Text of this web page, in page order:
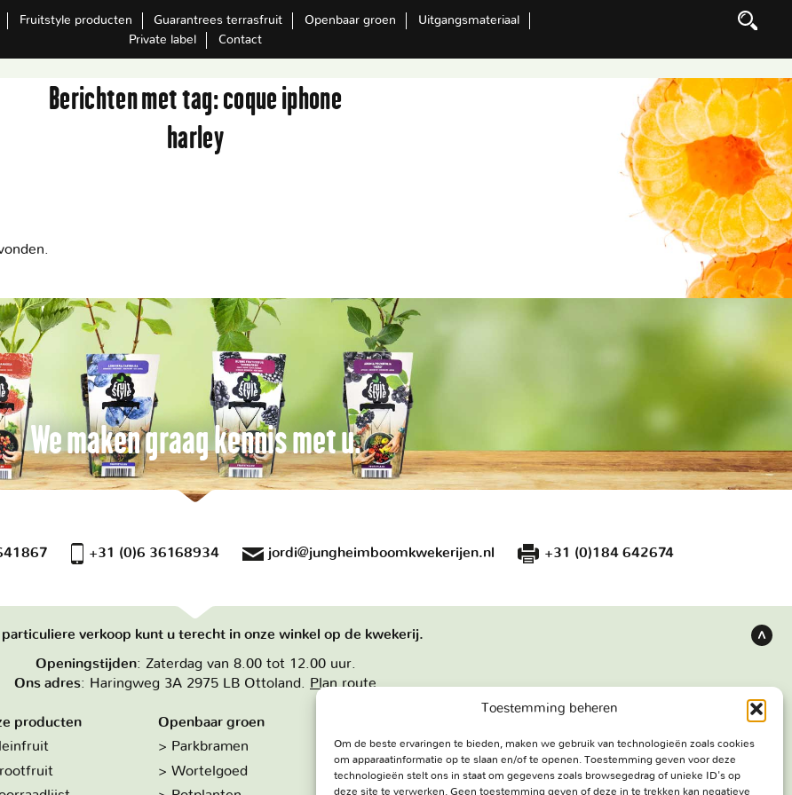
Toestemming beheren
Om de beste ervaringen te bieden, maken we gebruik van technologieën zoals cookies
om apparaatinformatie op te slaan en/of te openen. Toestemming geven voor deze
technologieën stelt ons in staat om gegevens zoals browsegedrag of unieke ID's op
deze site te verwerken. Geen toestemming geven of deze in te trekken kan negatieve
Fruitstyle producten Guarantrees terrasfruit Openbaar groen
Uitgangsmateriaal
Private label
Contact
Berichten met tag:coque iphone
harley
We maken graag kennis met u.
+31 (0)6 36168934 jordi@jungheimboomkwekerijen.nl +31 (0)184 642674
verkoop kunt u terecht in onze winkel op de kwekerij.
Openingstijden: Zaterdag van 8.00 tot 12.00 uur.
Ons adres: Haringweg 3A 2975 LB Ottoland. Plan route
producten
Openbaar groen
Parkbramen
Wortelgoed
Hoe we werken
De kwekerij
Haringweg 3A
2975 LB Ottoland
boven